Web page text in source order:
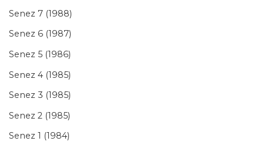
Senez 7 (1988)
Senez 6 (1987)
Senez 5 (1986)
Senez 4 (1985)
Senez 3 (1985)
Senez 2 (1985)
Senez 1 (1984)